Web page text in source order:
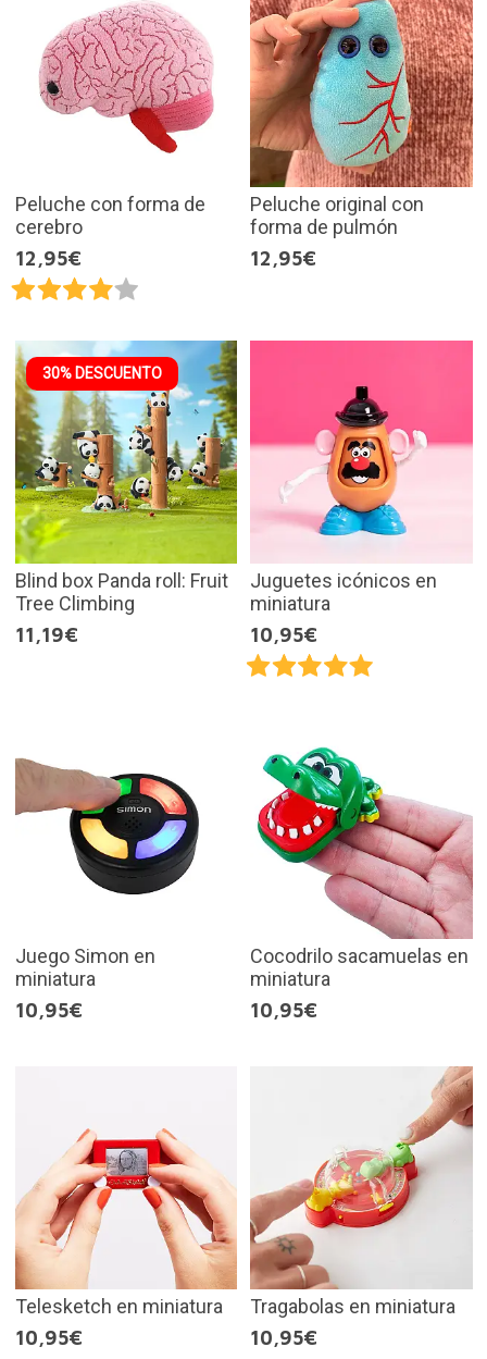
Peluche con forma de
cerebro
12,95€
Peluche original con
forma de pulmón
12,95€
30% DESCUENTO
Blind box Panda roll: Fruit
Tree Climbing
11,19€
Juguetes icónicos en
miniatura
10,95€
Juego Simon en
miniatura
10,95€
Cocodrilo sacamuelas en
miniatura
10,95€
Telesketch en miniatura
10,95€
Tragabolas en miniatura
10,95€